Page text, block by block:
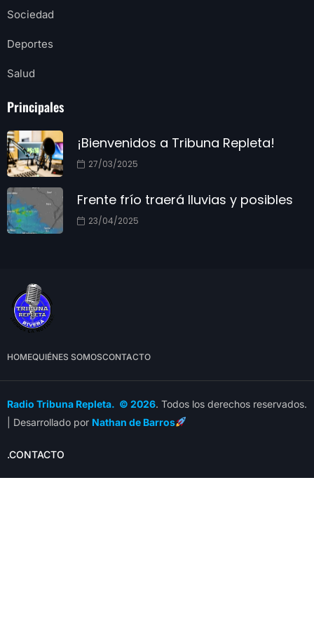
Sociedad
Deportes
Salud
Principales
¡Bienvenidos a Tribuna Repleta!
27/03/2025
Frente frío traerá lluvias y posibles
23/04/2025
HOMEQUIÉNES SOMOSCONTACTO
Radio Tribuna Repleta. © 2026. Todos los derechos reservados.
| Desarrollado por Nathan de Barros
.CONTACTO